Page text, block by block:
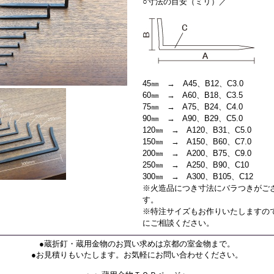
45㎜ → A45、B12、C3.0
60㎜ → A60、B18、C3.5
75㎜ → A75、B24、C4.0
90㎜ → A90、B29、C5.0
120㎜ → A120、B31、C5.0
150㎜ → A150、B60、C7.0
200㎜ → A200、B75、C9.0
250㎜ → A250、B90、C10
300㎜ → A300、B105、C12
※火造品につき寸法にバラつきがご
す。
※特注サイズもお作りいたしますの
にご相談ください。
●蔵折釘・蔵用金物のお買い求めは京都の室金物まで。
●お見積りもいたします。お気軽にお問い合わせください。